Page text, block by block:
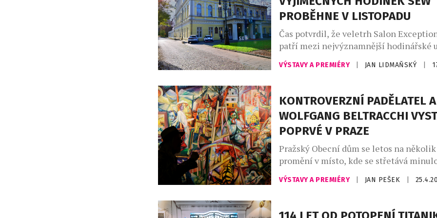
zdroje inspirace, z nichž vyrůstají slavné
[…]
PROBĚHNE V LISTOPADU
Čas potvrdil, že veletrh Salon
patří mezi nejvýznamnější hodinářské
střední Evropy. Po loňském, dosud
návštěvnicky rekordním ročníku, se
hodinářského řemesla se setkají opět v
a to v pátek a sobotu 6. a 7. listopadu
pořadí již […]
VÝSTAVY A PREMIÉRY JAN LIDMAŇSKÝ
KONTROVERZNÍ PADĚLATEL A
WOLFGANG BELTRACCHI
POPRVÉ V PRAZE
Pražský Obecní dům se letos na několik
promění v místo, kde se střetává
přítomností, pravda s iluzí a talent s
7. května do 27. září 2026 zde představí
Stories – Božské příběhy. Jméno, které
VÝSTAVY A PREMIÉRY JAN PEŠEK